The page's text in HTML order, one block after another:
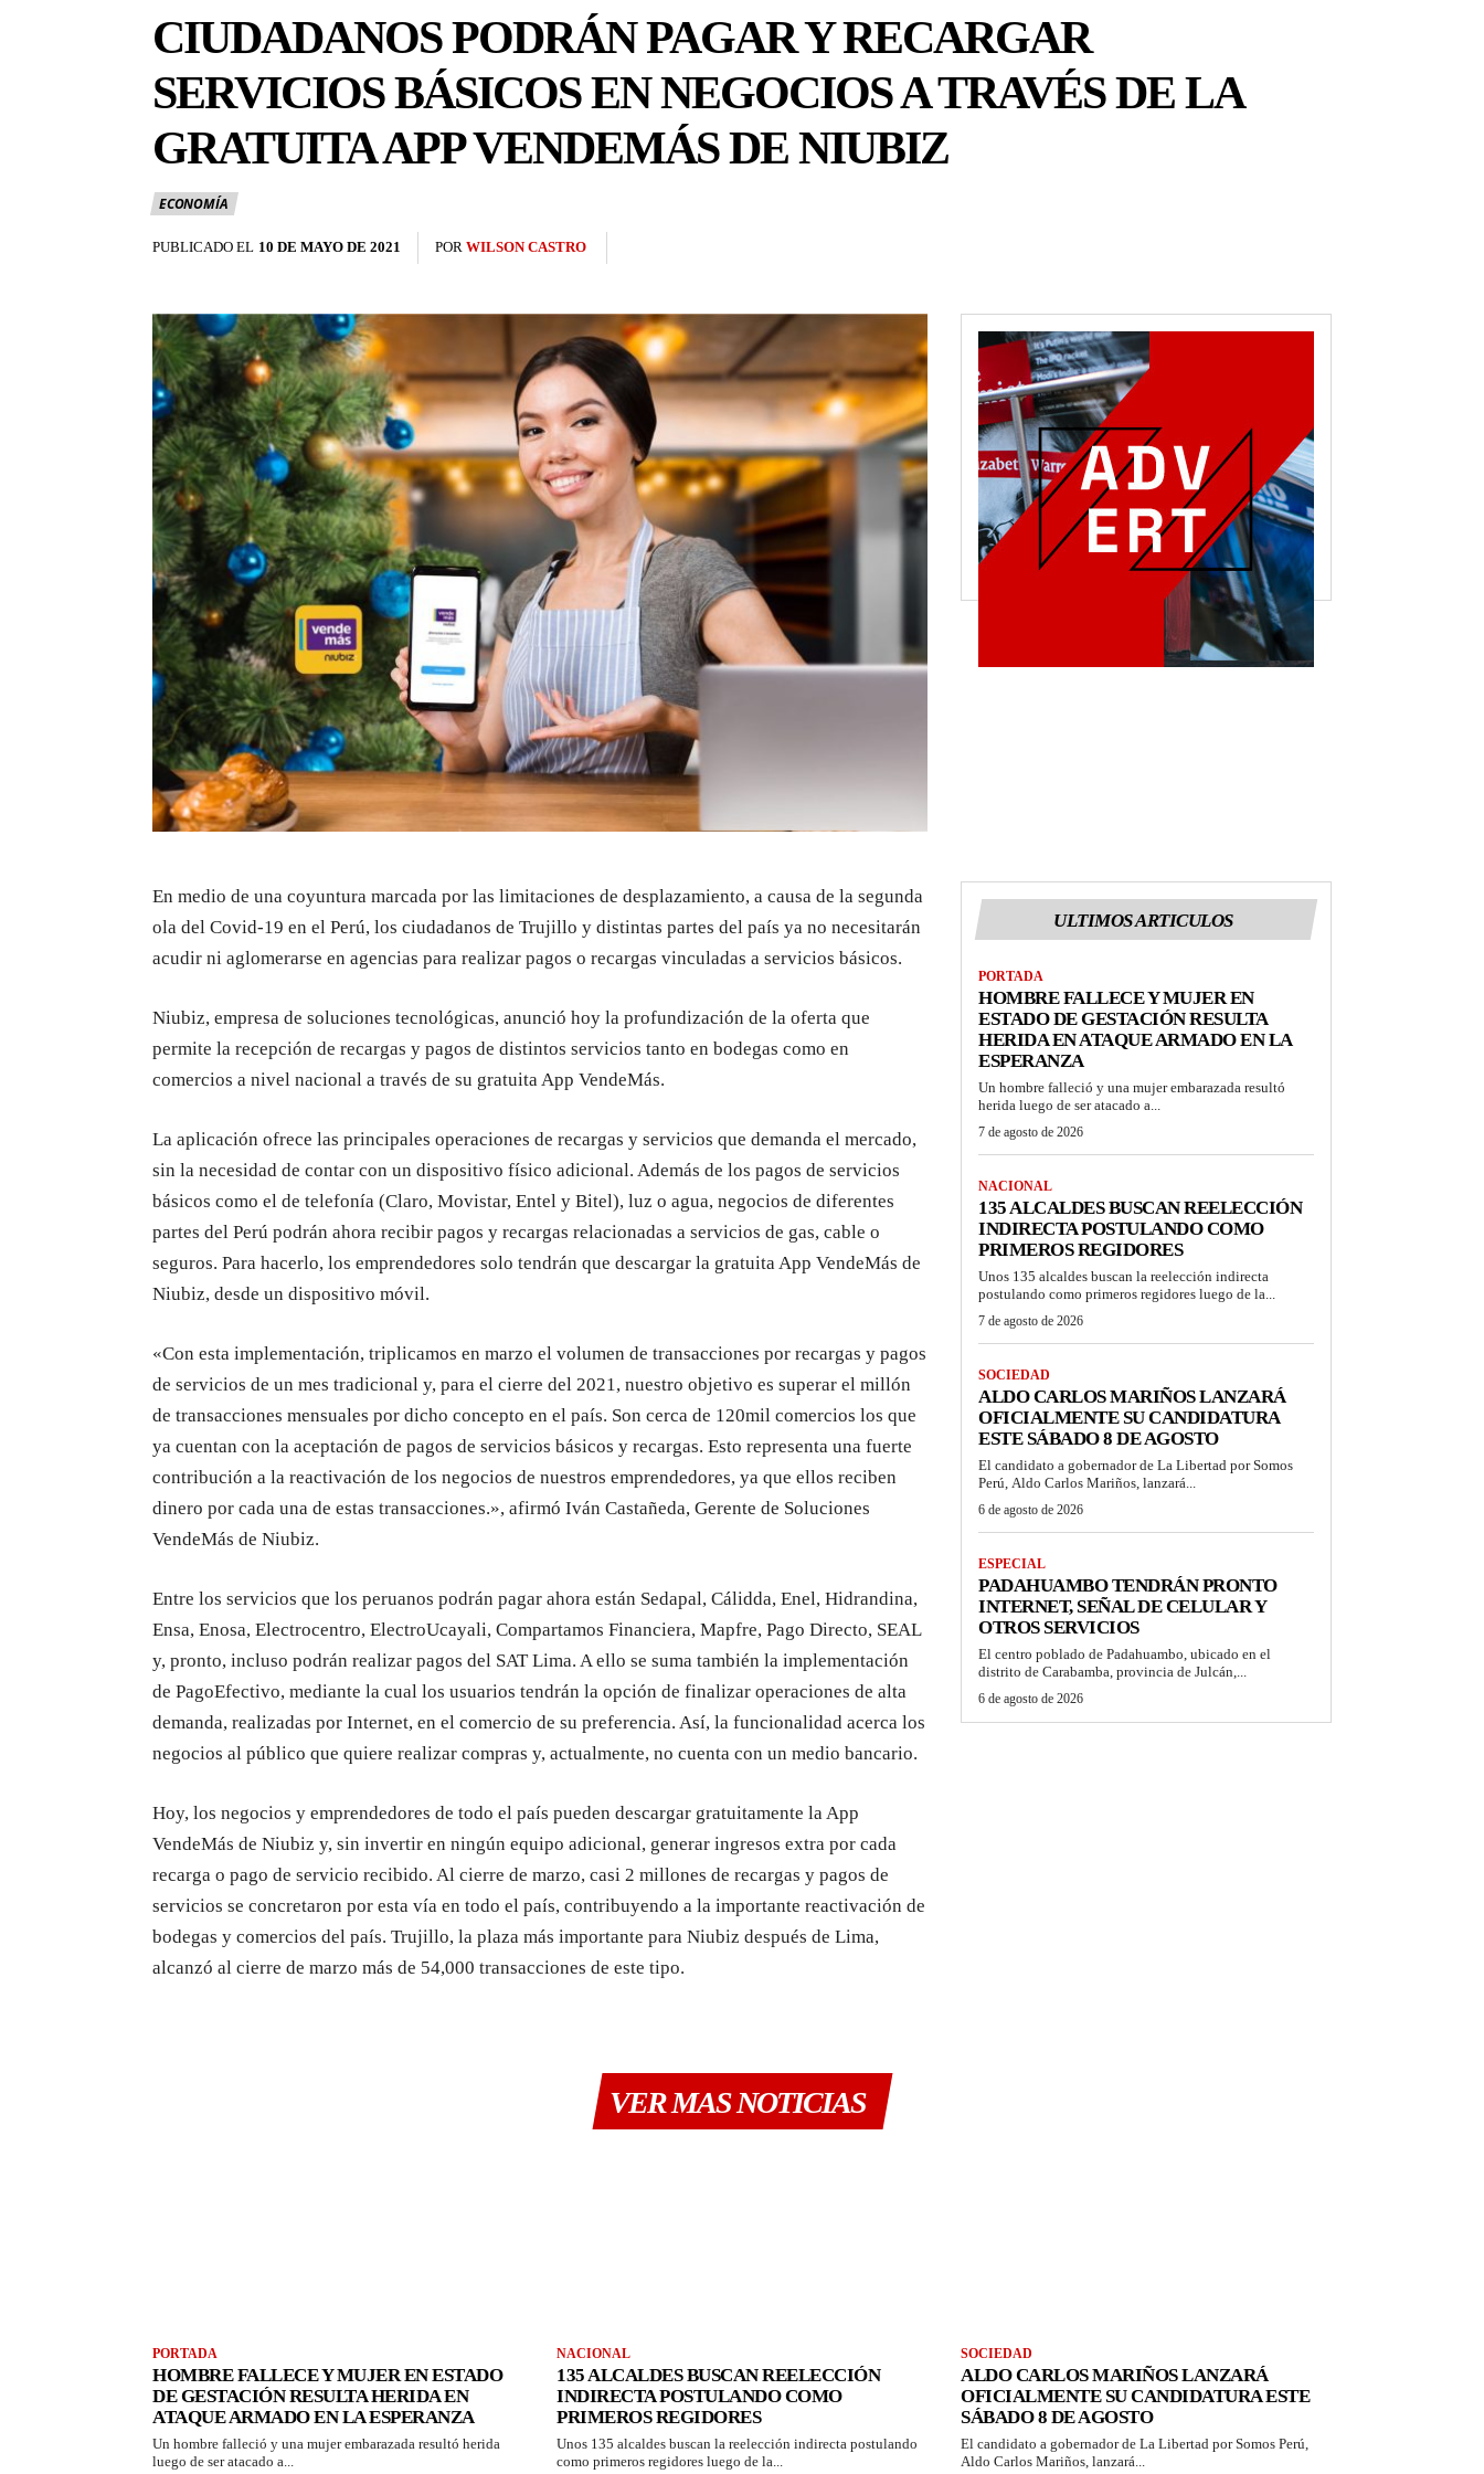
CIUDADANOS PODRÁN PAGAR Y RECARGAR
SERVICIOS BÁSICOS EN NEGOCIOS A TRAVÉS DE LA
GRATUITA APP VENDEMÁS DE NIUBIZ
ECONOMÍA
PUBLICADO EL 10 DE MAYO DE 2021 POR WILSON CASTRO
En medio de una coyuntura marcada por las limitaciones de desplazamiento, a causa de la segunda
ola del Covid-19 en el Perú, los ciudadanos de Trujillo y distintas partes del país ya no necesitarán
acudir ni aglomerarse en agencias para realizar pagos o recargas vinculadas a servicios básicos.
Niubiz, empresa de soluciones tecnológicas, anunció hoy la profundización de la oferta que
permite la recepción de recargas y pagos de distintos servicios tanto en bodegas como en
comercios a nivel nacional a través de su gratuita App VendeMás.
La aplicación ofrece las principales operaciones de recargas y servicios que demanda el mercado,
sin la necesidad de contar con un dispositivo físico adicional. Además de los pagos de servicios
básicos como el de telefonía (Claro, Movistar, Entel y Bitel), luz o agua, negocios de diferentes
partes del Perú podrán ahora recibir pagos y recargas relacionadas a servicios de gas, cable o
seguros. Para hacerlo, los emprendedores solo tendrán que descargar la gratuita App VendeMás de
Niubiz, desde un dispositivo móvil.
«Con esta implementación, triplicamos en marzo el volumen de transacciones por recargas y pagos
de servicios de un mes tradicional y, para el cierre del 2021, nuestro objetivo es superar el millón
de transacciones mensuales por dicho concepto en el país. Son cerca de 120mil comercios los que
ya cuentan con la aceptación de pagos de servicios básicos y recargas. Esto representa una fuerte
contribución a la reactivación de los negocios de nuestros emprendedores, ya que ellos reciben
dinero por cada una de estas transacciones.», afirmó Iván Castañeda, Gerente de Soluciones
VendeMás de Niubiz.
Entre los servicios que los peruanos podrán pagar ahora están Sedapal, Cálidda, Enel, Hidrandina,
Ensa, Enosa, Electrocentro, ElectroUcayali, Compartamos Financiera, Mapfre, Pago Directo, SEAL
y, pronto, incluso podrán realizar pagos del SAT Lima. A ello se suma también la implementación
de PagoEfectivo, mediante la cual los usuarios tendrán la opción de finalizar operaciones de alta
demanda, realizadas por Internet, en el comercio de su preferencia. Así, la funcionalidad acerca los
negocios al público que quiere realizar compras y, actualmente, no cuenta con un medio bancario.
Hoy, los negocios y emprendedores de todo el país pueden descargar gratuitamente la App
VendeMás de Niubiz y, sin invertir en ningún equipo adicional, generar ingresos extra por cada
recarga o pago de servicio recibido. Al cierre de marzo, casi 2 millones de recargas y pagos de
servicios se concretaron por esta vía en todo el país, contribuyendo a la importante reactivación de
bodegas y comercios del país. Trujillo, la plaza más importante para Niubiz después de Lima,
alcanzó al cierre de marzo más de 54,000 transacciones de este tipo.
ULTIMOS ARTICULOS
PORTADA
HOMBRE FALLECE Y MUJER EN
ESTADO DE GESTACIÓN RESULTA
HERIDA EN ATAQUE ARMADO EN LA
ESPERANZA
Un hombre falleció y una mujer embarazada resultó
herida luego de ser atacado a...
7 de agosto de 2026
NACIONAL
135 ALCALDES BUSCAN REELECCIÓN
INDIRECTA POSTULANDO COMO
PRIMEROS REGIDORES
Unos 135 alcaldes buscan la reelección indirecta
postulando como primeros regidores luego de la...
7 de agosto de 2026
SOCIEDAD
ALDO CARLOS MARIÑOS LANZARÁ
OFICIALMENTE SU CANDIDATURA
ESTE SÁBADO 8 DE AGOSTO
El candidato a gobernador de La Libertad por Somos
Perú, Aldo Carlos Mariños, lanzará...
6 de agosto de 2026
ESPECIAL
PADAHUAMBO TENDRÁN PRONTO
INTERNET, SEÑAL DE CELULAR Y
OTROS SERVICIOS
El centro poblado de Padahuambo, ubicado en el
distrito de Carabamba, provincia de Julcán,...
6 de agosto de 2026
VER MAS NOTICIAS
PORTADA
HOMBRE FALLECE Y MUJER EN ESTADO
DE GESTACIÓN RESULTA HERIDA EN
ATAQUE ARMADO EN LA ESPERANZA
Un hombre falleció y una mujer embarazada resultó herida
luego de ser atacado a...
NACIONAL
135 ALCALDES BUSCAN REELECCIÓN
INDIRECTA POSTULANDO COMO
PRIMEROS REGIDORES
Unos 135 alcaldes buscan la reelección indirecta postulando
como primeros regidores luego de la...
SOCIEDAD
ALDO CARLOS MARIÑOS LANZARÁ
OFICIALMENTE SU CANDIDATURA ESTE
SÁBADO 8 DE AGOSTO
El candidato a gobernador de La Libertad por Somos Perú,
Aldo Carlos Mariños, lanzará...